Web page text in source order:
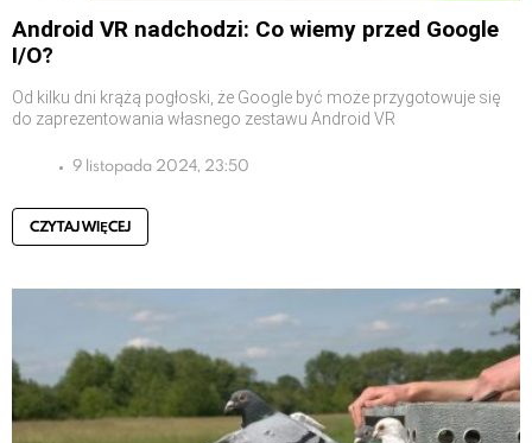
Android VR nadchodzi: Co wiemy przed Google
I/O?
Od kilku dni krążą pogłoski, że Google być może przygotowuje się
do zaprezentowania własnego zestawu Android VR
9 listopada 2024, 23:50
CZYTAJ WIĘCEJ